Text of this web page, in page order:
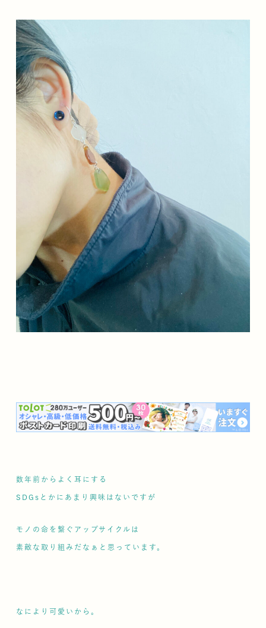
数年前からよく耳にする
SDGsとかにあまり興味はないですが
モノの命を繋ぐアップサイクルは
素敵な取り組みだなぁと思っています。
なにより可愛いから。